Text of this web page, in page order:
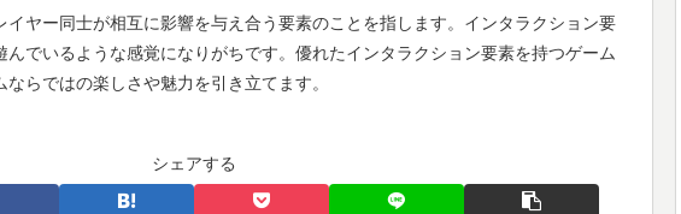
ヤー同士が相互に影響を与え合う要素のことを指します。インタラクション要
でいるような感覚になりがちです。優れたインタラクション要素を持つゲーム
らではの楽しさや魅力を引き立てます。
シェアする